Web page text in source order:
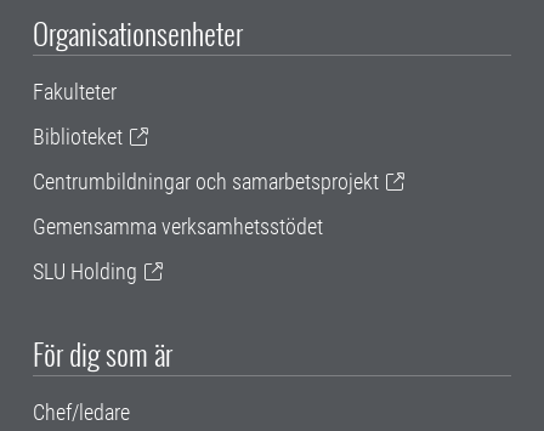
Organisationsenheter
Fakulteter
Biblioteket
Centrumbildningar och samarbetsprojekt
Gemensamma verksamhetsstödet
SLU Holding
För dig som är
Chef/ledare